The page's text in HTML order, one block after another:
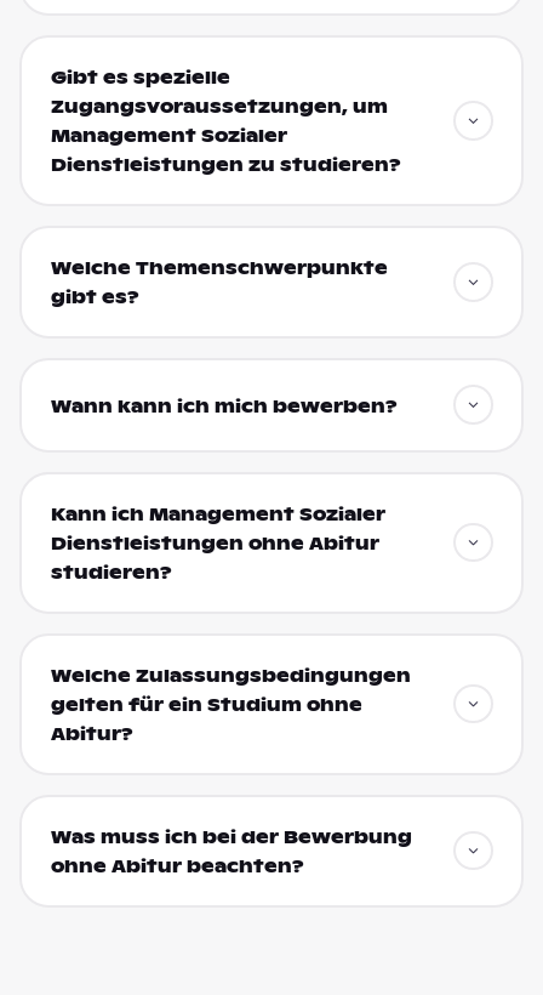
Gibt es spezielle
Zugangsvoraussetzungen, um
Management Sozialer
Dienstleistungen zu studieren?
Welche Themenschwerpunkte
gibt es?
Wann kann ich mich bewerben?
Kann ich Management Sozialer
Dienstleistungen ohne Abitur
studieren?
Welche Zulassungsbedingungen
gelten für ein Studium ohne
Abitur?
Was muss ich bei der Bewerbung
ohne Abitur beachten?